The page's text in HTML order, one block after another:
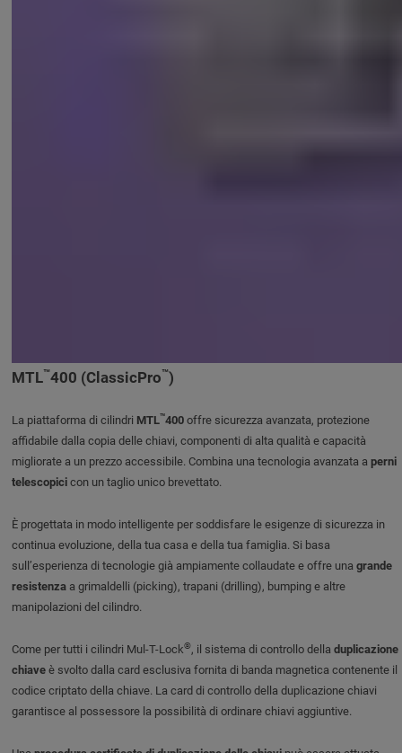
MTL™400 (ClassicPro™)
La piattaforma di cilindri MTL™400offre sicurezza avanzata, protezione
affidabile dalla copia delle chiavi, componenti di alta qualità e capacità
migliorate a un prezzo accessibile. Combina una tecnologia avanzata a perni
telescopicicon un taglio unico brevettato.
È progettata in modo intelligente per soddisfare le esigenze di sicurezza in
continua evoluzione, della tua casa e della tua famiglia. Si basa
sull’esperienza di tecnologie già ampiamente collaudate e offre una grande
resistenzaa grimaldelli (picking), trapani (drilling), bumping e altre
manipolazioni del cilindro.
Come per tutti i cilindri Mul-T-Lock®, il sistema di controllo della duplicazione
chiaveè svolto dalla card esclusiva fornita di banda magnetica contenente il
codice criptato della chiave. La card di controllo della duplicazione chiavi
garantisce al possessore la possibilità di ordinare chiavi aggiuntive.